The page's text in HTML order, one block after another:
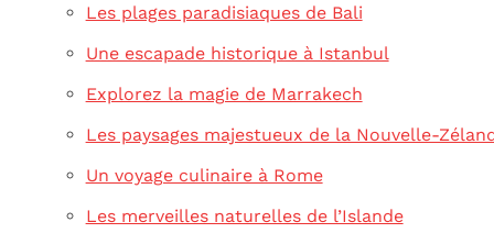
Les plages paradisiaques de Bali
Une escapade historique à Istanbul
Explorez la magie de Marrakech
Les paysages majestueux de la Nouvelle-
Un voyage culinaire à Rome
Les merveilles naturelles de l’Islande